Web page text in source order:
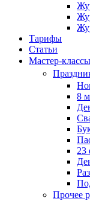
Тарифы
Статьи
Мастер-классы
8
23
Прочее